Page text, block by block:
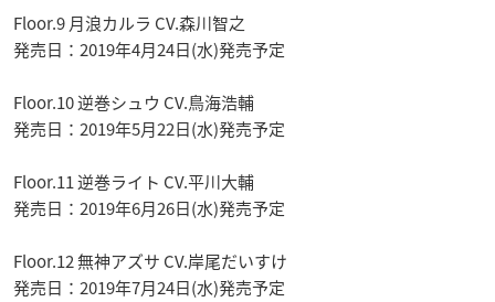
Floor.9 月浪カルラ CV.森川智之
発売日：2019年4月24日(水)発売予定
Floor.10 逆巻シュウ CV.鳥海浩輔
発売日：2019年5月22日(水)発売予定
Floor.11 逆巻ライト CV.平川大輔
発売日：2019年6月26日(水)発売予定
Floor.12 無神アズサ CV.岸尾だいすけ
発売日：2019年7月24日(水)発売予定